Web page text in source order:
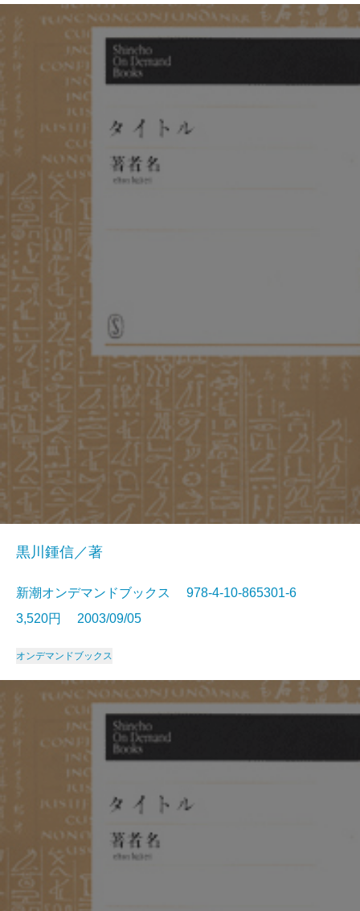
黒川鍾信／著
新潮オンデマンドブックス 978-4-10-865301-6
3,520円 2003/09/05
オンデマンドブックス